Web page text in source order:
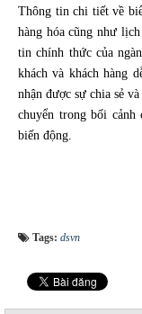
Thông tin chi tiết về
hàng hóa cũng như
tin chính thức của
khách và khách hàng
nhận được sự chia sẻ
chuyển trong bối
biến động.
Tags: dsvn